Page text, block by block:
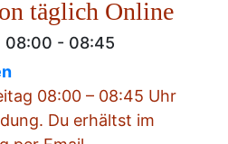
täglich Online
08:00 - 08:45
08:00 – 08:45 Uhr
Du erhältst im